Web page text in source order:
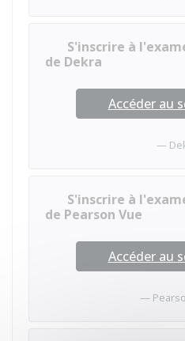
S'inscrire à
de Dekra
Accéder au
S'inscrire à
de Pearson Vue
Accéder au